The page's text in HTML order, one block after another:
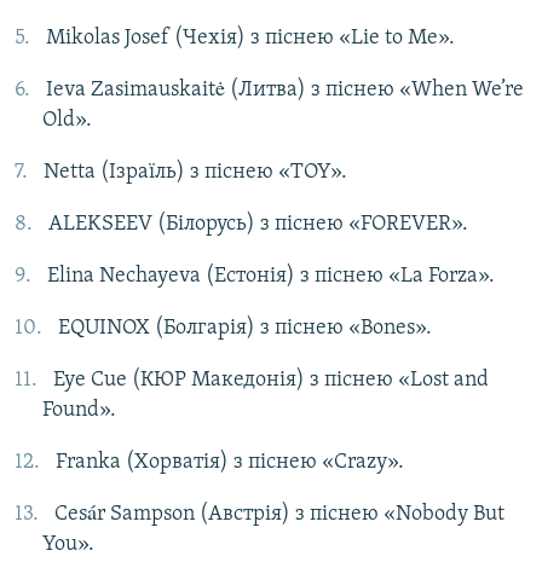
Mikolas Josef (Чехія) з піснею «Lie to Me».
Ieva Zasimauskaitė (Литва) з піснею «When We’re
Old».
Netta (Ізраїль) з піснею «TOY».
ALEKSEEV (Білорусь) з піснею «FOREVER».
Elina Nechayeva (Естонія) з піснею «La Forza».
EQUINOX (Болгарія) з піснею «Bones».
Eye Cue (КЮР Македонія) з піснею «Lost and
Found».
Franka (Хорватія) з піснею «Crazy».
Cesár Sampson (Австрія) з піснею «Nobody But
You».